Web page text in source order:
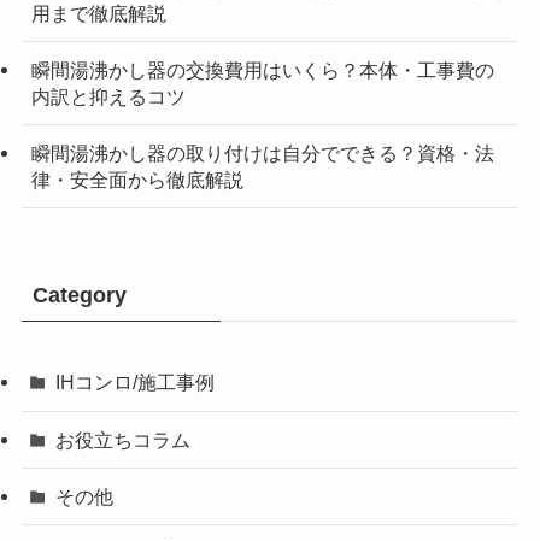
用まで徹底解説
瞬間湯沸かし器の交換費用はいくら？本体・工事費の
内訳と抑えるコツ
瞬間湯沸かし器の取り付けは自分でできる？資格・法
律・安全面から徹底解説
Category
IHコンロ/施工事例
お役立ちコラム
その他